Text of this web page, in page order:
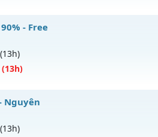
- Free
(13h)
(13h)
fps
vào 13h ngày 03/08/2626
Nguyên
(13h)